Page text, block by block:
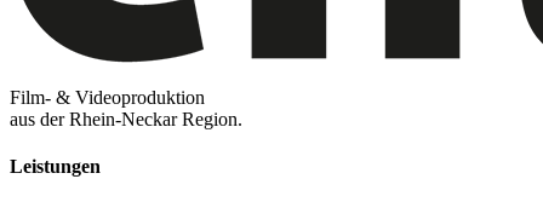
Film- & Videoproduktion
aus der Rhein-Neckar Region.
Leistungen